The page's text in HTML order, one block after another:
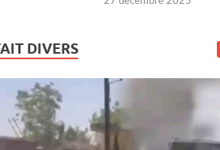
DIVERS